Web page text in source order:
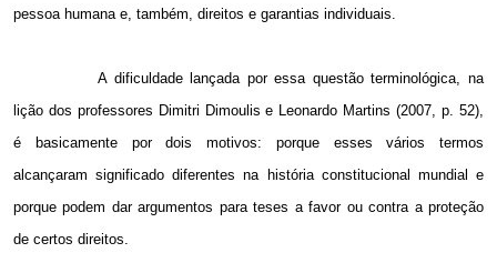
pessoa humana e, também, direitos e garantias individuais.
A dificuldade lançada por essa questão terminológica, na
lição dos professores Dimitri Dimoulis e Leonardo Martins (2007, p. 52),
é basicamente por dois motivos: porque esses vários termos
alcançaram significado diferentes na história constitucional mundial e
porque podem dar argumentos para teses a favor ou contra a proteção
de certos direitos.